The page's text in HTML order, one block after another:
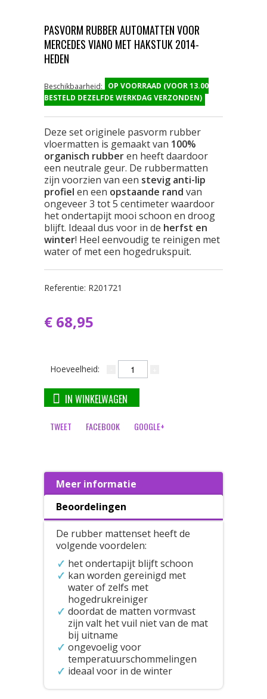
PASVORM RUBBER AUTOMATTEN VOOR
MERCEDES VIANO MET HAKSTUK 2014-
HEDEN
Beschikbaarheid:
OP VOORRAAD (VOOR 13.00
BESTELD DEZELFDE WERKDAG VERZONDEN)
Deze set originele pasvorm rubber
vloermatten is gemaakt van 100%
organisch rubberen heeft daardoor
een neutrale geur. De rubbermatten
zijn voorzien van een stevig anti-lip
profiel en een opstaande rand van
ongeveer 3 tot 5 centimeter waardoor
het ondertapijt mooi schoon en droog
blijft. Ideaal dus voor in de herfst en
winter! Heel eenvoudig te reinigen met
water of met een hogedrukspuit.
Referentie: R201721
€ 68,95
Hoeveelheid:
IN WINKELWAGEN
TWEET FACEBOOK GOOGLE+
Meer informatie
Beoordelingen
De rubber mattenset heeft de
volgende voordelen:
het ondertapijt blijft schoon
kan worden gereinigd met
water of zelfs met
hogedrukreiniger
doordat de matten vormvast
zijn valt het vuil niet van de mat
bij uitname
ongevoelig voor
temperatuurschommelingen
ideaal voor in de winter